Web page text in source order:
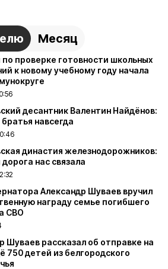
Месяц
по проверке готовности школьных
к новому учебному году начала
десантник Валентин Найдёнов:
навсегда
династия железнодорожников:
нас связала
Александр Шуваев вручил
награду семье погибшего
СВО
Шуваев рассказал об отправке на
750 детей из белгородского